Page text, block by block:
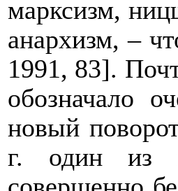
марксизм,
анархизм, –
1991, 83].
обозначало
новый
г. один из